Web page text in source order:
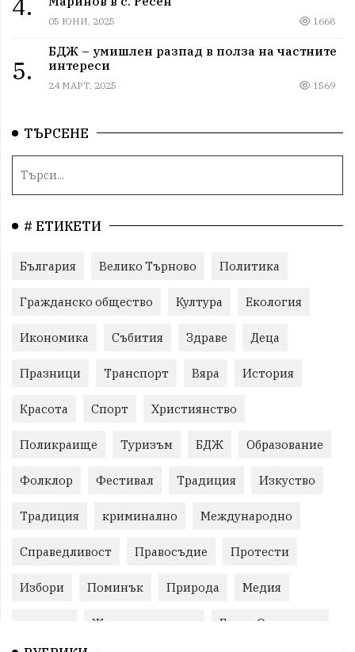
05 ЮНИ, 2025 1668
5.
БДЖ – умишлен разпад в полза на частните
интереси
24 МАРТ, 2025 1569
ТЪРСЕНЕ
# ЕТИКЕТИ
България Велико Търново Политика
Гражданско общество Култура Екология
Икономика Събития Здраве Деца
Празници Транспорт Вяра История
Красота Спорт Християнство
Поликраище Туризъм БДЖ Образование
Фолклор Фестивал Традиция Изкуство
Традиция криминално Международно
Справедливост Правосъдие Протести
Избори Поминък Природа Медия
Животновъдство Горна Оряховица